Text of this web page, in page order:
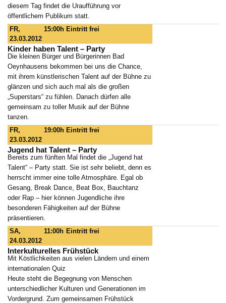
diesem Tag findet die Uraufführung vor
öffentlichem Publikum statt.
FR,
23.03.2012
15:00h Eintritt frei
Kinder haben Talent – Party
Die kleinen Bürger und Bürgerinnen Bad
Oeynhausens bekommen bei uns die Chance,
mit ihrem künstlerischen Talent auf der Bühne zu
glänzen und sich auch mal als die großen
„Superstars“ zu fühlen. Danach dürfen alle
gemeinsam zu toller Musik auf der Bühne
tanzen.
FR,
23.03.2012
19:00h Eintritt frei
Jugend hat Talent – Party
Bereits zum fünften Mal findet die „Jugend hat
Talent“ – Party statt. Sie ist sehr beliebt, denn es
herrscht immer eine tolle Atmosphäre. Egal ob
Gesang, Break Dance, Beat Box, Bauchtanz
oder Rap – hier können Jugendliche ihre
besonderen Fähigkeiten auf der Bühne
präsentieren.
SA,
24.03.2012
11:00h Eintritt frei
Interkulturelles Frühstück
Mit Köstlichkeiten aus vielen Ländern und einem
internationalen Quiz
Heute steht die Begegnung von Menschen
unterschiedlicher Kulturen und Generationen im
Vordergrund. Zum gemeinsamen Frühstück